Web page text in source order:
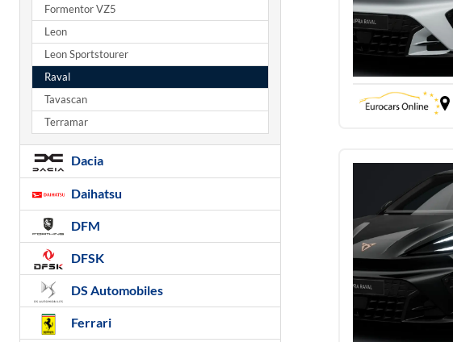
Formentor VZ5
Leon
Leon Sportstourer
Raval
Tavascan
Terramar
Dacia
Daihatsu
DFM
DFSK
DS Automobiles
Ferrari